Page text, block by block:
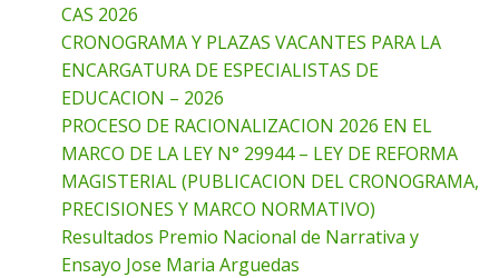
CAS 2026
CRONOGRAMA Y PLAZAS VACANTES PARA LA
ENCARGATURA DE ESPECIALISTAS DE
EDUCACION – 2026
PROCESO DE RACIONALIZACION 2026 EN EL
MARCO DE LA LEY N° 29944 – LEY DE REFORMA
MAGISTERIAL (PUBLICACION DEL CRONOGRAMA,
PRECISIONES Y MARCO NORMATIVO)
Resultados Premio Nacional de Narrativa y
Ensayo Jose Maria Arguedas